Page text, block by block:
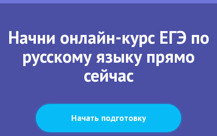
Начни онлайн-курс ЕГЭ по
русскому языку прямо
сейчас
Начать подготовку